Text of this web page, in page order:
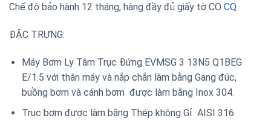
Chế độ bảo hành 12 tháng, hàng đầy đủ giấy tờ CO CQ
ĐẶC TRƯNG:
Máy Bơm Ly Tâm Trục Đứng EVMSG 3 13N5 Q1BEG
E/1.5 với thân máy và nắp chắn làm bằng Gang đúc,
buồng bơm và cánh bơm được làm bằng Inox 304.
Trục bơm được làm bằng Thép không Gỉ AISI 316